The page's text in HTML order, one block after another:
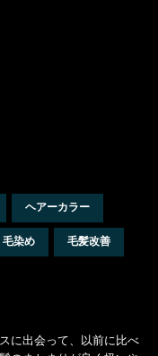
ヘアーカラー
毛染め
毛髪改善
に出会って、以前に比べ